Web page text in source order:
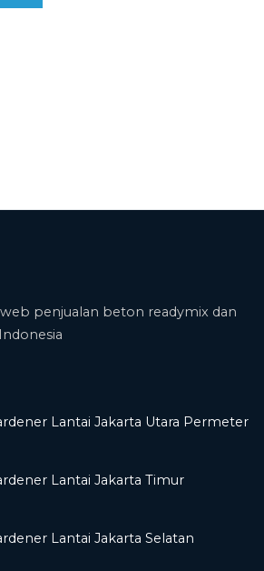
penjualan beton readymix dan
Lantai Jakarta Utara Permeter
Lantai Jakarta Timur
Lantai Jakarta Selatan